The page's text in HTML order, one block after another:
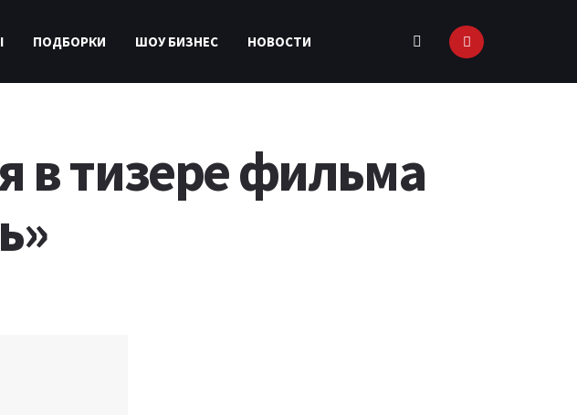
ПОДБОРКИ ШОУ БИЗНЕС НОВОСТИ
в тизере фильма